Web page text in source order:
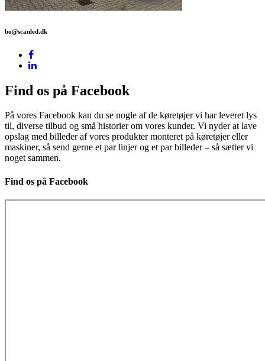
bo@scanled.dk
Find os på Facebook
På vores Facebook kan du se nogle af de køretøjer vi har leveret lys
til, diverse tilbud og små historier om vores kunder. Vi nyder at lave
opslag med billeder af vores produkter monteret på køretøjer eller
maskiner, så send gerne et par linjer og et par billeder – så sætter vi
noget sammen.
Find os på Facebook